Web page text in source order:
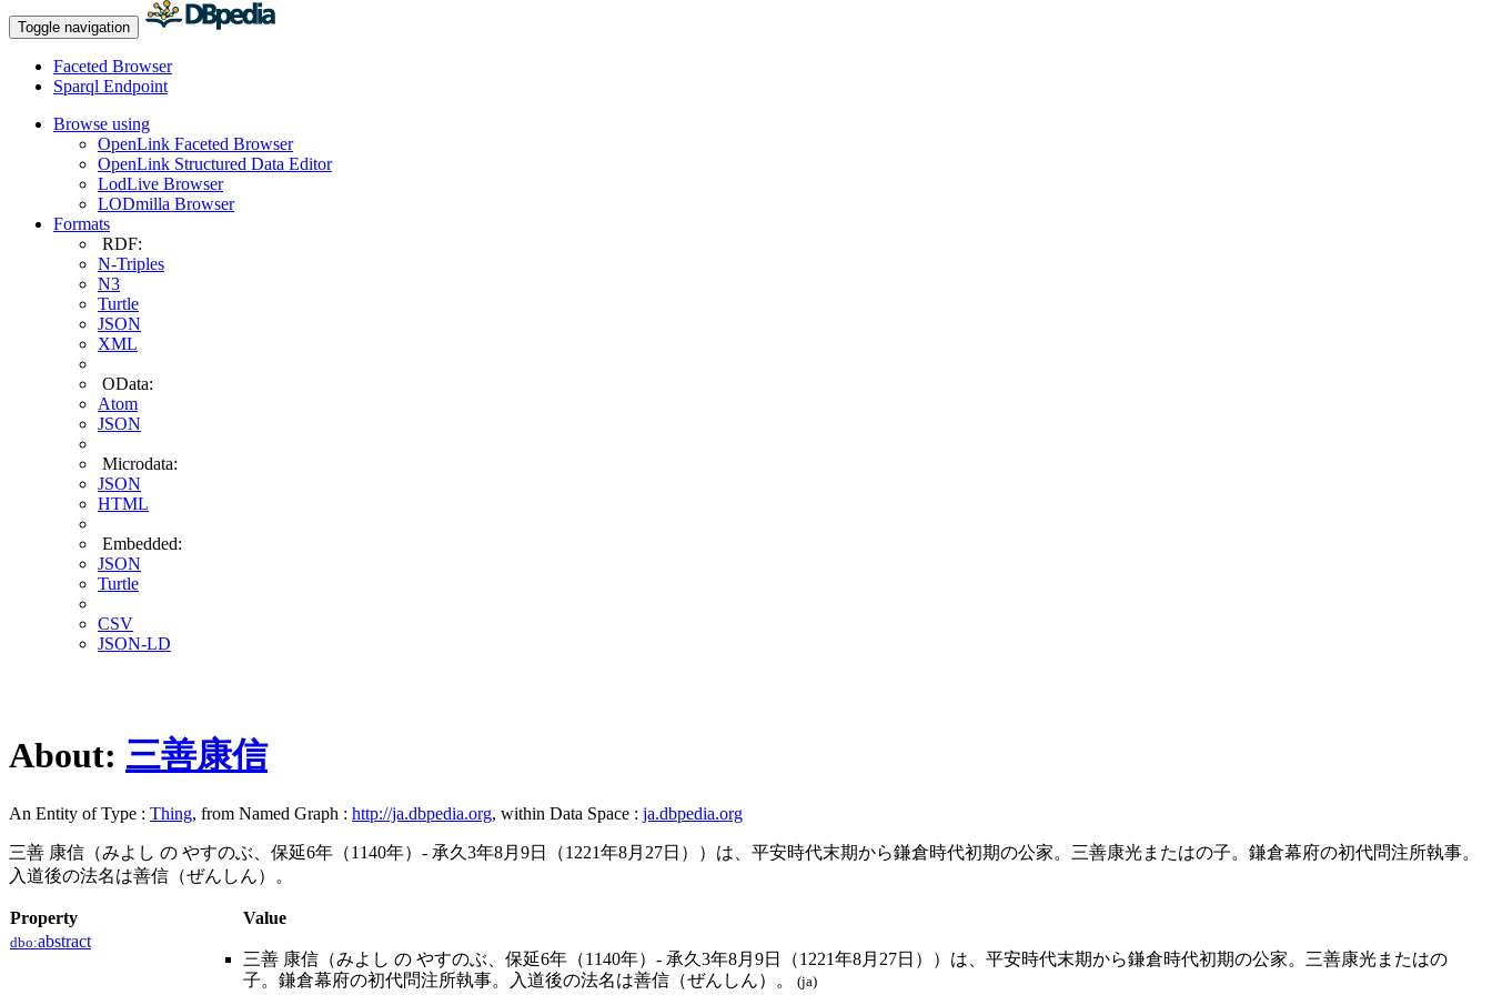
Toggle navigation
Faceted Browser
Sparql Endpoint
Browse using
OpenLink Faceted Browser
OpenLink Structured Data Editor
LodLive Browser
LODmilla Browser
Formats
RDF:
N-Triples
N3
Turtle
JSON
XML
OData:
Atom
JSON
Microdata:
JSON
HTML
Embedded:
JSON
Turtle
CSV
JSON-LD
About: 三善康信
An Entity of Type : Thing, from Named Graph : http://ja.dbpedia.org, within Data Space : ja.dbpedia.org
三善 康信（みよし の やすのぶ、保延6年（1140年）- 承久3年8月9日（1221年8月27日））は、平安時代末期から鎌倉時代初期の公家。三善康光またはの子。鎌倉幕府の初代問注所執事。
入道後の法名は善信（ぜんしん）。
Property Value
dbo:abstract
三善 康信（みよし の やすのぶ、保延6年（1140年）- 承久3年8月9日（1221年8月27日））は、平安時代末期から鎌倉時代初期の公家。三善康光またはの
子。鎌倉幕府の初代問注所執事。入道後の法名は善信（ぜんしん）。
(ja)